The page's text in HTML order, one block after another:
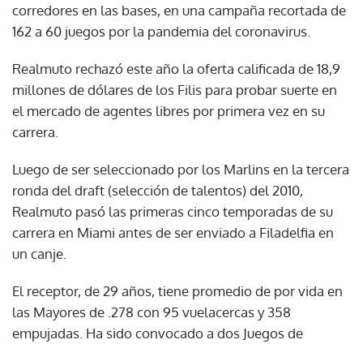
corredores en las bases, en una campaña recortada de
162 a 60 juegos por la pandemia del coronavirus.
Realmuto rechazó este año la oferta calificada de 18,9
millones de dólares de los Filis para probar suerte en
el mercado de agentes libres por primera vez en su
carrera.
Luego de ser seleccionado por los Marlins en la tercera
ronda del draft (selección de talentos) del 2010,
Realmuto pasó las primeras cinco temporadas de su
carrera en Miami antes de ser enviado a Filadelfia en
un canje.
El receptor, de 29 años, tiene promedio de por vida en
las Mayores de .278 con 95 vuelacercas y 358
empujadas. Ha sido convocado a dos Juegos de